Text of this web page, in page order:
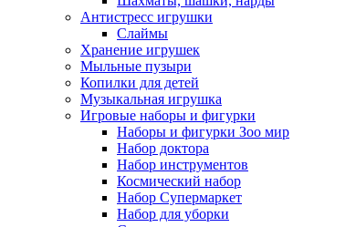
Антистресс игрушки
Слаймы
Хранение игрушек
Мыльные пузыри
Копилки для детей
Музыкальная игрушка
Игровые наборы и фигурки
Наборы и фигурки Зоо мир
Набор доктора
Набор инструментов
Космический набор
Hабор Супермаркет
Набор для уборки